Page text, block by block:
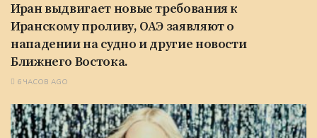
Иран выдвигает новые требования к
Иранскому проливу, ОАЭ заявляют о
нападении на судно и другие новости
Ближнего Востока.
6 ЧАСОВ AGO